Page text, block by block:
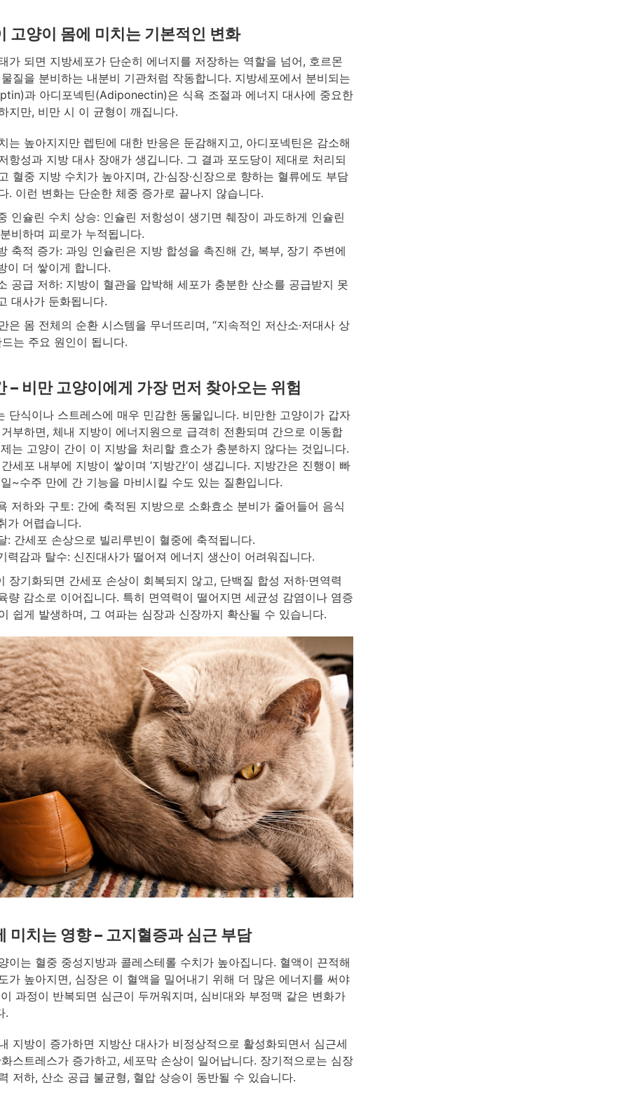
고양이 몸에 미치는 기본적인 변화
가 되면 지방세포가 단순히 에너지를 저장하는 역할을 넘어, 호르몬
질을 분비하는 내분비 기관처럼 작동합니다. 지방세포에서 분비되는
과 아디포넥틴(Adiponectin)은 식욕 조절과 에너지 대사에 중요한
지만, 비만 시 이 균형이 깨집니다.
는 높아지지만 렙틴에 대한 반응은 둔감해지고, 아디포넥틴은 감소해
항성과 지방 대사 장애가 생깁니다. 그 결과 포도당이 제대로 처리되
혈중 지방 수치가 높아지며, 간·심장·신장으로 향하는 혈류에도 부담
. 이런 변화는 단순한 체중 증가로 끝나지 않습니다.
인슐린 수치 상승: 인슐린 저항성이 생기면 췌장이 과도하게 인슐린
비하며 피로가 누적됩니다.
축적 증가: 과잉 인슐린은 지방 합성을 촉진해 간, 복부, 장기 주변에
이 더 쌓이게 합니다.
공급 저하: 지방이 혈관을 압박해 세포가 충분한 산소를 공급받지 못
대사가 둔화됩니다.
은 몸 전체의 순환 시스템을 무너뜨리며, “지속적인 저산소·저대사 상
드는 주요 원인이 됩니다.
– 비만 고양이에게 가장 먼저 찾아오는 위험
단식이나 스트레스에 매우 민감한 동물입니다. 비만한 고양이가 갑자
부하면, 체내 지방이 에너지원으로 급격히 전환되며 간으로 이동합
는 고양이 간이 이 지방을 처리할 효소가 충분하지 않다는 것입니다.
세포 내부에 지방이 쌓이며 ‘지방간’이 생깁니다. 지방간은 진행이 빠
~수주 만에 간 기능을 마비시킬 수도 있는 질환입니다.
저하와 구토: 간에 축적된 지방으로 소화효소 분비가 줄어들어 음식
가 어렵습니다.
: 간세포 손상으로 빌리루빈이 혈중에 축적됩니다.
력감과 탈수: 신진대사가 떨어져 에너지 생산이 어려워집니다.
장기화되면 간세포 손상이 회복되지 않고, 단백질 합성 저하·면역력
량 감소로 이어집니다. 특히 면역력이 떨어지면 세균성 감염이나 염증
쉽게 발생하며, 그 여파는 심장과 신장까지 확산될 수 있습니다.
미치는 영향 – 고지혈증과 심근 부담
이는 혈중 중성지방과 콜레스테롤 수치가 높아집니다. 혈액이 끈적해
가 높아지면, 심장은 이 혈액을 밀어내기 위해 더 많은 에너지를 써야
과정이 반복되면 심근이 두꺼워지며, 심비대와 부정맥 같은 변화가
.
지방이 증가하면 지방산 대사가 비정상적으로 활성화되면서 심근세
스트레스가 증가하고, 세포막 손상이 일어납니다. 장기적으로는 심장
저하, 산소 공급 불균형, 혈압 상승이 동반될 수 있습니다.